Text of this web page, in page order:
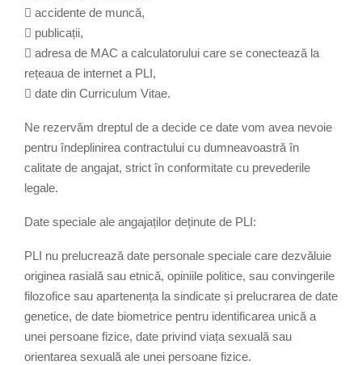
 accidente de muncă,
 publicații,
 adresa de MAC a calculatorului care se conectează la
rețeaua de internet a PLI,
 date din Curriculum Vitae.
Ne rezervăm dreptul de a decide ce date vom avea nevoie
pentru îndeplinirea contractului cu dumneavoastră în
calitate de angajat, strict în conformitate cu prevederile
legale.
Date speciale ale angajaților deținute de PLI:
PLI nu prelucrează date personale speciale care dezvăluie
originea rasială sau etnică, opiniile politice, sau convingerile
filozofice sau apartenența la sindicate și prelucrarea de date
genetice, de date biometrice pentru identificarea unică a
unei persoane fizice, date privind viața sexuală sau
orientarea sexuală ale unei persoane fizice.